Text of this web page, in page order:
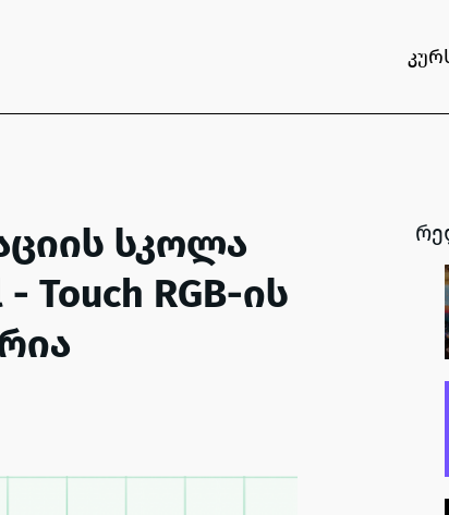
სკოლა
Touch RGB-ის